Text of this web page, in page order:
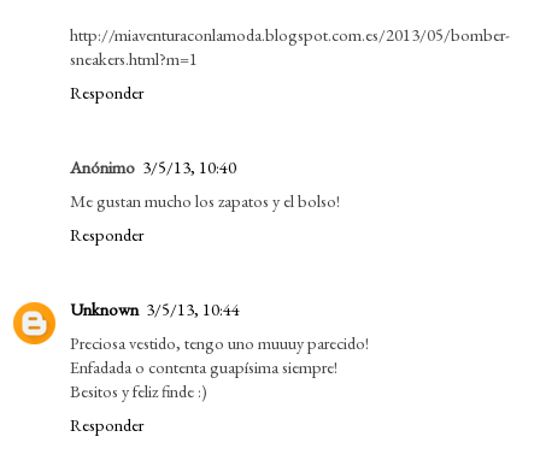
http://miaventuraconlamoda.blogspot.com.es/2013/05/bomber-
sneakers.html?m=1
Responder
Anónimo 3/5/13, 10:40
Me gustan mucho los zapatos y el bolso!
Responder
Unknown 3/5/13, 10:44
Preciosa vestido, tengo uno muuuy parecido!
Enfadada o contenta guapísima siempre!
Besitos y feliz finde :)
Responder